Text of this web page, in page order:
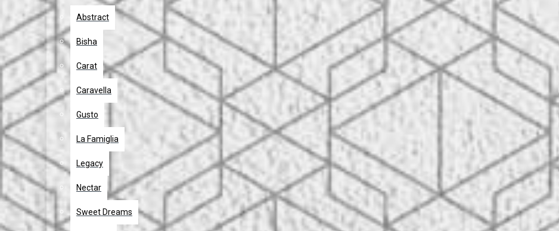
Abstract
Bisha
Carat
Caravella
Gusto
La Famiglia
Legacy
Nectar
Sweet Dreams